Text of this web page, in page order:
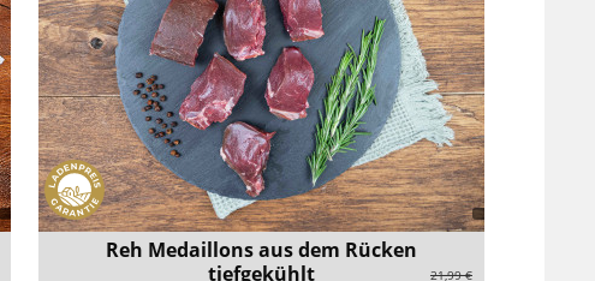
Reh Medaillons aus dem Rücken
tiefgekühlt
21,99 €